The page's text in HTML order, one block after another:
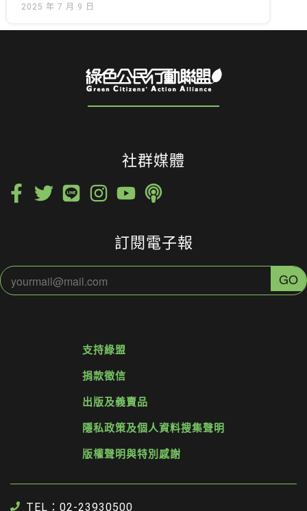
2025 年 7 月 9 日
社群媒體
訂閱電子報
支持綠盟
捐款徵信
出版及義賣品
隱私政策及個人資料搜集聲明
版權聲明與特別感謝
TEL：02-23930500